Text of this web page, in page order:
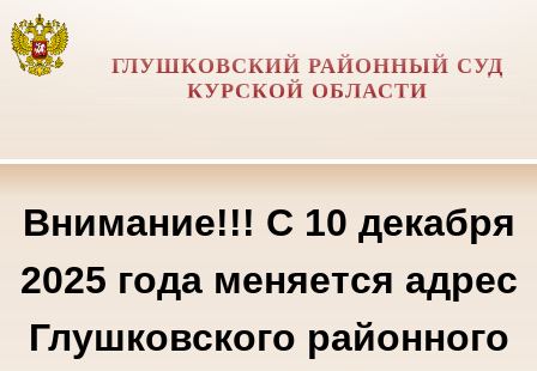
ГЛУШКОВСКИЙ РАЙОННЫЙ СУД
КУРСКОЙ ОБЛАСТИ
Внимание!!! С 10 декабря
2025 года меняется адрес
Глушковского районного